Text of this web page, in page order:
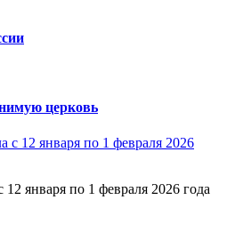
церковь
января по 1 февраля 2026 года